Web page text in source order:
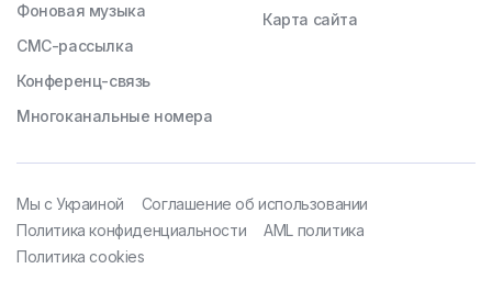
Фоновая музыка
СМС-рассылка
Конференц-связь
Многоканальные номера
Карта сайта
Мы с Украиной
Соглашение об использовании
Политика конфиденциальности
AML политика
Политика cookies